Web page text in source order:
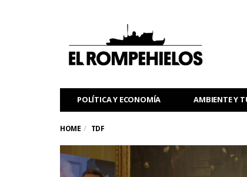
POLÍTICA Y ECONOMÍA AMBIENTE Y
HOME TDF